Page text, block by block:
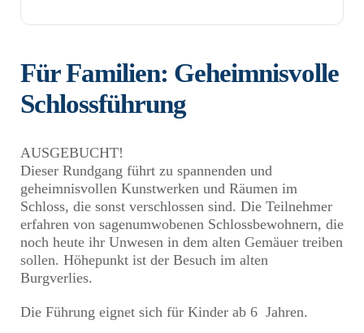
Für Familien: Geheimnisvolle
Schlossführung
AUSGEBUCHT!
Dieser Rundgang führt zu spannenden und
geheimnisvollen Kunstwerken und Räumen im
Schloss, die sonst verschlossen sind. Die Teilnehmer
erfahren von sagenumwobenen Schlossbewohnern, die
noch heute ihr Unwesen in dem alten Gemäuer treiben
sollen. Höhepunkt ist der Besuch im alten
Burgverlies.
Die Führung eignet sich für Kinder ab 6 Jahren.